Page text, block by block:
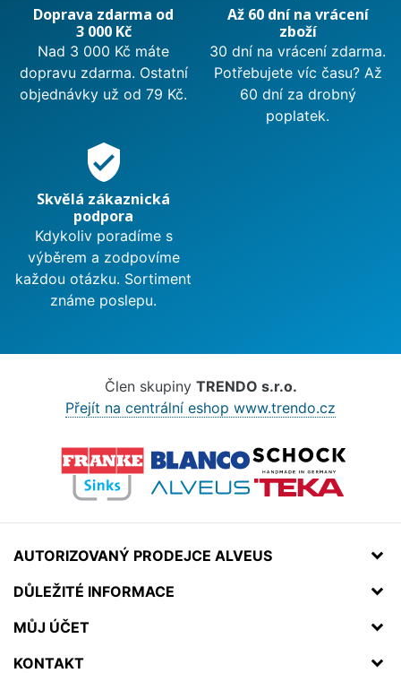
Doprava zdarma od
3 000 Kč
Nad 3 000 Kč máte
dopravu zdarma. Ostatní
objednávky už od 79 Kč.
Až 60 dní na vrácení
zboží
30 dní na vrácení zdarma.
Potřebujete víc času? Až
60 dní za drobný
poplatek.
verified_user
Skvělá zákaznická
podpora
Kdykoliv poradíme s
výběrem a zodpovíme
každou otázku. Sortiment
známe poslepu.
Člen skupiny TRENDO s.r.o.
Přejít na centrální eshop www.trendo.cz
AUTORIZOVANÝ PRODEJCE ALVEUS
DŮLEŽITÉ INFORMACE
MŮJ ÚČET
KONTAKT